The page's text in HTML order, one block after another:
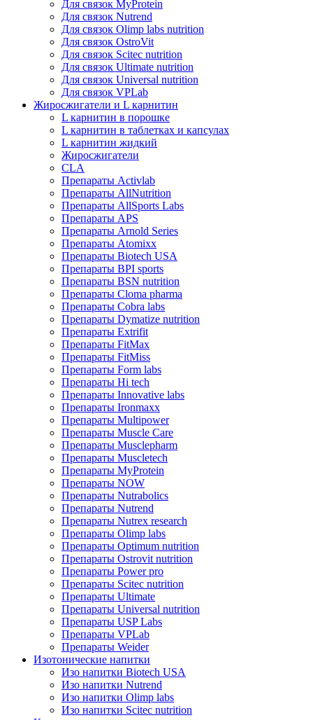
Для связок MyProtein
Для связок Nutrend
Для связок Olimp labs nutrition
Для связок OstroVit
Для связок Scitec nutrition
Для связок Ultimate nutrition
Для связок Universal nutrition
Для связок VPLab
Жиросжигатели и L карнитин
L карнитин в порошке
L карнитин в таблетках и капсулах
L карнитин жидкий
Жиросжигатели
CLA
Препараты Activlab
Препараты AllNutrition
Препараты AllSports Labs
Препараты APS
Препараты Arnold Series
Препараты Atomixx
Препараты Biotech USA
Препараты BPI sports
Препараты BSN nutrition
Препараты Cloma pharma
Препараты Cobra labs
Препараты Dymatize nutrition
Препараты Extrifit
Препараты FitMax
Препараты FitMiss
Препараты Form labs
Препараты Hi tech
Препараты Innovative labs
Препараты Ironmaxx
Препараты Multipower
Препараты Muscle Care
Препараты Musclepharm
Препараты Muscletech
Препараты MyProtein
Препараты NOW
Препараты Nutrabolics
Препараты Nutrend
Препараты Nutrex research
Препараты Olimp labs
Препараты Optimum nutrition
Препараты Ostrovit nutrition
Препараты Power pro
Препараты Scitec nutrition
Препараты Ultimate
Препараты Universal nutrition
Препараты USP Labs
Препараты VPLab
Препараты Weider
Изотонические напитки
Изо напитки Biotech USA
Изо напитки Nutrend
Изо напитки Olimp labs
Изо напитки Scitec nutrition